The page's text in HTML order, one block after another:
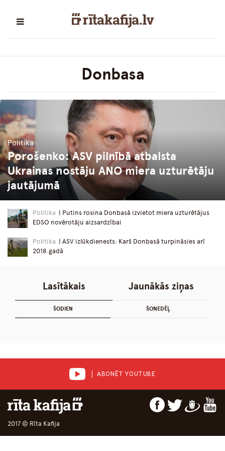
Donbasa
Politika
Porošenko: ASV pilnībā atbalsta
Ukrainas nostāju ANO miera uzturētāju
jautājumā
Politika | Putins rosina Donbasā izvietot miera uzturētājus
EDSO novērotāju aizsardzībai
Politika | ASV izlūkdienests: Karš Donbasā turpināsies arī
2018.gadā
Lasītākais
ŠODIEN ŠONEDĒĻ
Jaunākās ziņas
ABONĒT YOUTUBE
2017 © Rīta Kafija